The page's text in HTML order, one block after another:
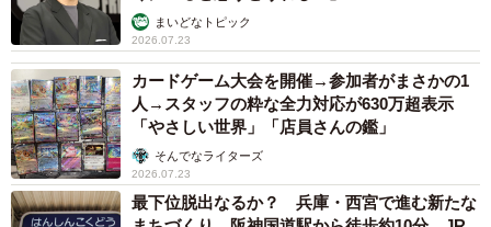
まいどなトピック
2026.07.23
カードゲーム大会を開催→参加者がまさかの1
人→スタッフの粋な全力対応が630万超表示
「やさしい世界」「店員さんの鑑」
そんでなライターズ
2026.07.23
最下位脱出なるか？ 兵庫・西宮で進む新たな